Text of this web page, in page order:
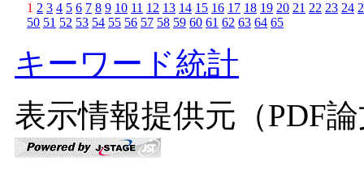
1 2 3 4 5 6 7 8 9 10 11 12 13 14 15 16 17 18 19 20 21 22 23 24
50 51 52 53 54 55 56 57 58 59 60 61 62 63 64 65
キーワード統計
表示情報提供元（PDF